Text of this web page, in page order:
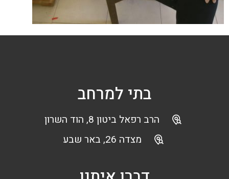
בתי למרחב
הרב רפאל ביטון 8, הוד השרון
מצדה 26, באר שבע